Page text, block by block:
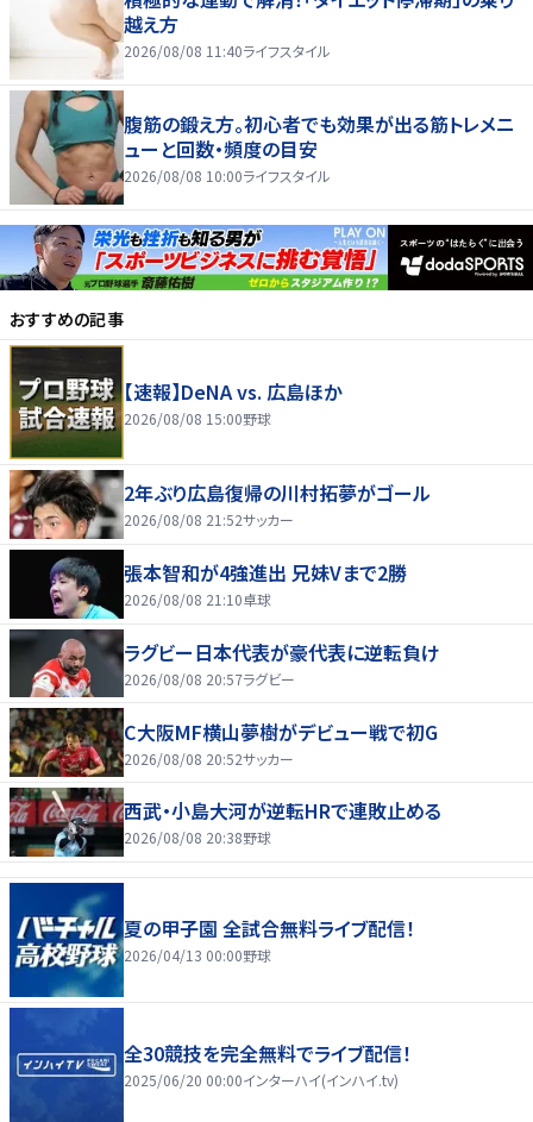
越え方
2026/08/08 11:40ライフスタイル
腹筋の鍛え方。初心者でも効果が出る筋トレメニ
ューと回数・頻度の目安
2026/08/08 10:00ライフスタイル
おすすめの記事
【速報】DeNA vs. 広島ほか
2026/08/08 15:00野球
2年ぶり広島復帰の川村拓夢がゴール
2026/08/08 21:52サッカー
張本智和が4強進出 兄妹Vまで2勝
2026/08/08 21:10卓球
ラグビー日本代表が豪代表に逆転負け
2026/08/08 20:57ラグビー
C大阪MF横山夢樹がデビュー戦で初G
2026/08/08 20:52サッカー
西武・小島大河が逆転HRで連敗止める
2026/08/08 20:38野球
夏の甲子園 全試合無料ライブ配信！
2026/04/13 00:00野球
全30競技を完全無料でライブ配信！
2025/06/20 00:00インターハイ(インハイ.tv)